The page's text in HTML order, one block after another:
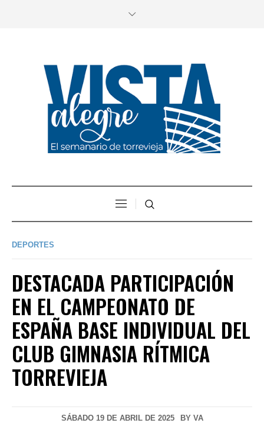
DEPORTES
DESTACADA PARTICIPACIÓN
EN EL CAMPEONATO DE
ESPAÑA BASE INDIVIDUAL DEL
CLUB GIMNASIA RÍTMICA
TORREVIEJA
SÁBADO 19 DE ABRIL DE 2025 BY VA